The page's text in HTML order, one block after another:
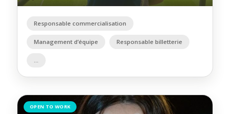
Responsable commercialisation
Management d’équipe Responsable billetterie
OPEN TO WORK